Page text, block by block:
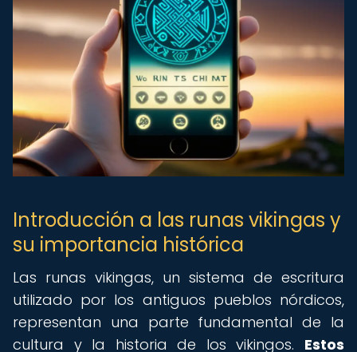
Introducción a las runas vikingas y
su importancia histórica
Las runas vikingas, un sistema de escritura
utilizado por los antiguos pueblos nórdicos,
representan una parte fundamental de la
cultura y la historia de los vikingos. Estos